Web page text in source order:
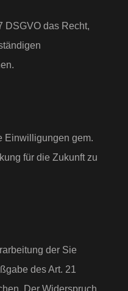
DSGVO das Recht,
Einwilligungen gem.
für die Zukunft zu
der Sie
des Art. 21
Der Widerspruch